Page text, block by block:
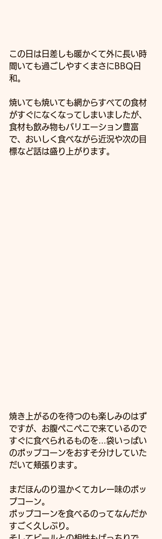
この日は日差しも暖かくて外に長い時
間いても過ごしやすくまさにBBQ日
和。
焼いても焼いても網からすべての食材
がすぐになくなってしまいましたが、
食材も飲み物もバリエーション豊富
で、おいしく食べながら近況や次の目
標など話は盛り上がります。
焼き上がるのを待つのも楽しみのはず
ですが、お腹ぺこぺこで来ているので
すぐに食べられるものを…袋いっぱい
のポップコーンをおすそ分けしていた
だいて頬張ります。
まだほんのり温かくてカレー味のポッ
プコーン。
ポップコーンを食べるのってなんだか
すごく久しぶり。